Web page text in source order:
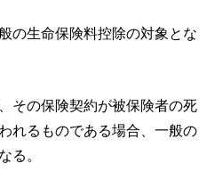
の生命保険料控除の対象とな
その保険契約が被保険者の死
れるものである場合、一般の
る。